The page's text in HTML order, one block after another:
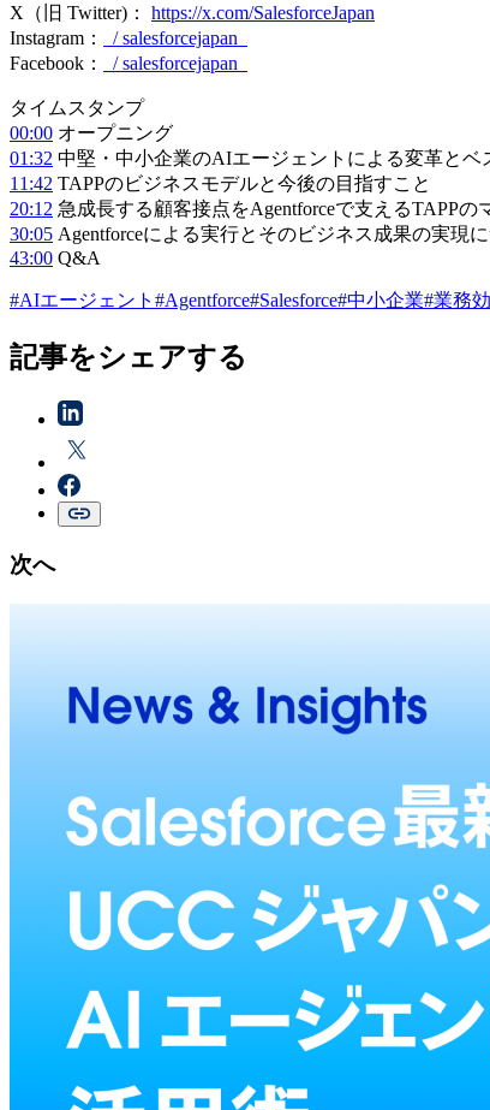
X（旧 Twitter)： https://x.com/SalesforceJapan
Instagram：
/ salesforcejapan
Facebook：
/ salesforcejapan
タイムスタンプ
00:00 オープニング
01:32 中堅・中小企業のAIエージェントによる変革とベ
11:42 TAPPのビジネスモデルと今後の目指すこと
20:12 急成長する顧客接点をAgentforceで支えるTAPPの
30:05 Agentforceによる実行とそのビジネス成果の実現
43:00 Q&A
#AIエージェント #Agentforce#Salesforce#中小企業#業務
記事をシェアする
次へ